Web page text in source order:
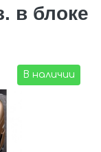
в блоке
В наличии